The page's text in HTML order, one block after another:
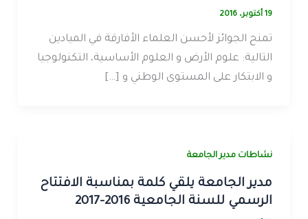
19 أكتوبر، 2016
تمنح الجوائز لأحسن العلماء الأفارقة في الميادين
التالية: علوم الأرض و العلوم الأساسية، التكنولوجيا
و الابتكار على المستوى الوطني و […]
نشاطات مدير الجامعة
مدير الجامعة يلقي كلمة بمناسبة الافتتاح
الرسمي للسنة الجامعية 2016-2017